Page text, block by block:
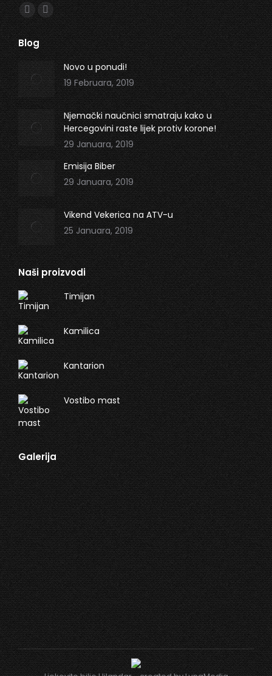
Find us on:
Facebook
page
opens
in
new
window
Instagram
page
opens
in
new
window
Blog
Novo u ponudi!
19 Februara, 2019
Njemački naučnici smatraju kako u
Hercegovini raste lijek protiv korone!
29 Januara, 2019
Emisija Biber
29 Januara, 2019
Vikend Vekerica na ATV-u
25 Januara, 2019
Naši proizvodi
Timijan
Kamilica
Kantarion
Vostibo mast
Galerija